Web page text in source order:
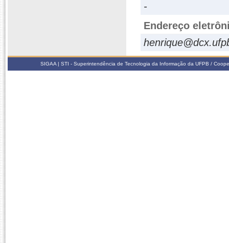
-
Endereço
SIGAA | STI - Superintendência de Tecnologia da Informação da UFPB /